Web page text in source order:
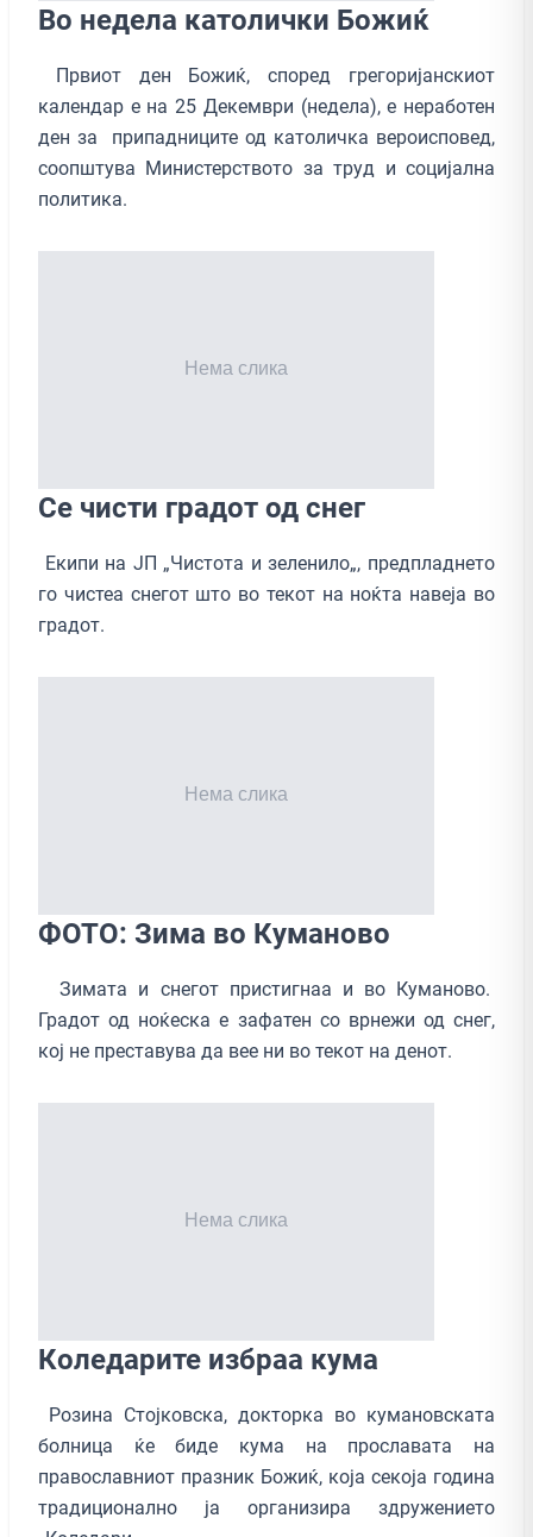
Во недела католички Божиќ
Првиот ден Божиќ, според грегоријанскиот
календар е на 25 Декември (недела), е неработен
ден за припадниците од католичка вероисповед,
соопштува Министерството за труд и социјална
политика.
Се чисти градот од снег
Екипи на ЈП „Чистота и зеленило„, предпладнето
го чистеа снегот што во текот на ноќта навеја во
градот.
ФOTO: Зима во Куманово
Зимата и снегот пристигнаа и во Куманово.
Градот од ноќеска е зафатен со врнежи од снег,
кој не преставува да вее ни во текот на денот.
Коледарите избраа кума
Розина Стојковска, докторка во кумановската
болница ќе биде кума на прославата на
православниот празник Божиќ, која секоја година
традиционално ја организира здружението